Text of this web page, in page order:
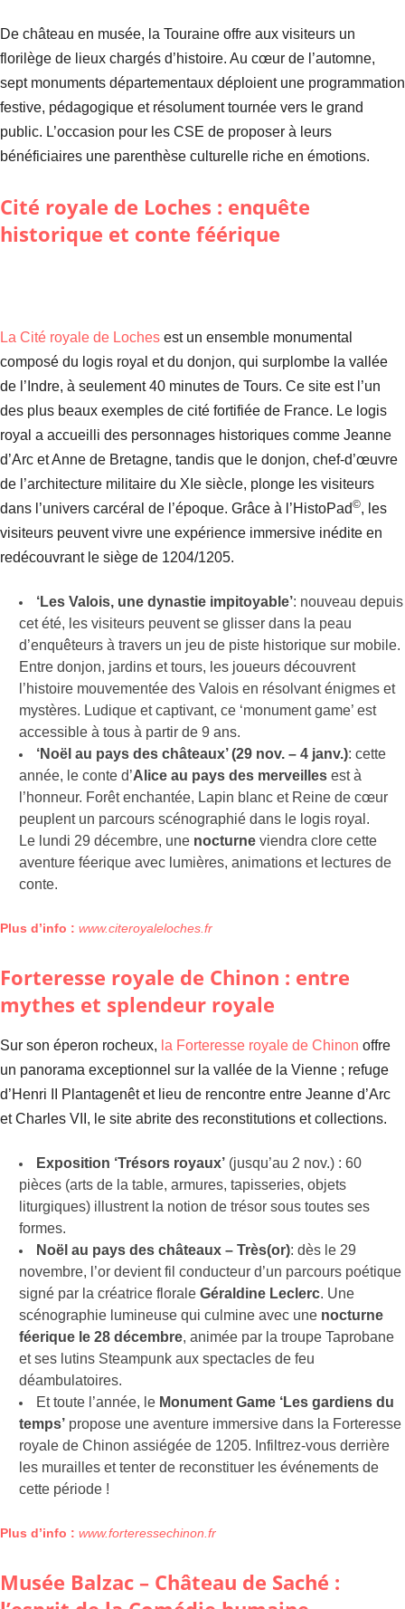
De château en musée, la Touraine offre aux visiteurs un
florilège de lieux chargés d’histoire. Au cœur de l’automne,
sept monuments départementaux déploient une programmation
festive, pédagogique et résolument tournée vers le grand
public. L’occasion pour les CSE de proposer à leurs
bénéficiaires une parenthèse culturelle riche en émotions.
Cité royale de Loches : enquête
historique et conte féérique
La Cité royale de Loches est un ensemble monumental
composé du logis royal et du donjon, qui surplombe la vallée
de l’Indre, à seulement 40 minutes de Tours. Ce site est l’un
des plus beaux exemples de cité fortifiée de France. Le logis
royal a accueilli des personnages historiques comme Jeanne
d’Arc et Anne de Bretagne, tandis que le donjon, chef-d’œuvre
de l’architecture militaire du XIe siècle, plonge les visiteurs
dans l’univers carcéral de l’époque. Grâce à l’HistoPad©, les
visiteurs peuvent vivre une expérience immersive inédite en
redécouvrant le siège de 1204/1205.
‘Les Valois, une dynastie impitoyable’: nouveau depuis
cet été, les visiteurs peuvent se glisser dans la peau
d’enquêteurs à travers un jeu de piste historique sur mobile.
Entre donjon, jardins et tours, les joueurs découvrent
l’histoire mouvementée des Valois en résolvant énigmes et
mystères. Ludique et captivant, ce ‘monument game’ est
accessible à tous à partir de 9 ans.
‘Noël au pays des châteaux’ (29 nov. – 4 janv.): cette
année, le conte d’Alice au pays des merveilles est à
l’honneur. Forêt enchantée, Lapin blanc et Reine de cœur
peuplent un parcours scénographié dans le logis royal.
Le lundi 29 décembre, une nocturne viendra clore cette
aventure féerique avec lumières, animations et lectures de
conte.
Plus d’info : www.citeroyaleloches.fr
Forteresse royale de Chinon : entre
mythes et splendeur royale
Sur son éperon rocheux, la Forteresse royale de Chinon offre
un panorama exceptionnel sur la vallée de la Vienne ; refuge
d’Henri II Plantagenêt et lieu de rencontre entre Jeanne d’Arc
et Charles VII, le site abrite des reconstitutions et collections.
Exposition ‘Trésors royaux’ (jusqu’au 2 nov.) : 60
pièces (arts de la table, armures, tapisseries, objets
liturgiques) illustrent la notion de trésor sous toutes ses
formes.
Noël au pays des châteaux – Très(or): dès le 29
novembre, l’or devient fil conducteur d’un parcours poétique
signé par la créatrice florale Géraldine Leclerc. Une
scénographie lumineuse qui culmine avec une nocturne
féerique le 28 décembre, animée par la troupe Taprobane
et ses lutins Steampunk aux spectacles de feu
déambulatoires.
Et toute l’année, le Monument Game ‘Les gardiens du
temps’ propose une aventure immersive dans la Forteresse
royale de Chinon assiégée de 1205. Infiltrez-vous derrière
les murailles et tenter de reconstituer les événements de
cette période !
Plus d’info : www.forteressechinon.fr
Musée Balzac – Château de Saché :